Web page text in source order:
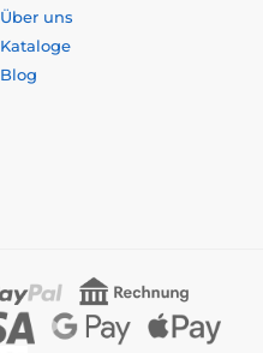
Über uns
Kataloge
Blog